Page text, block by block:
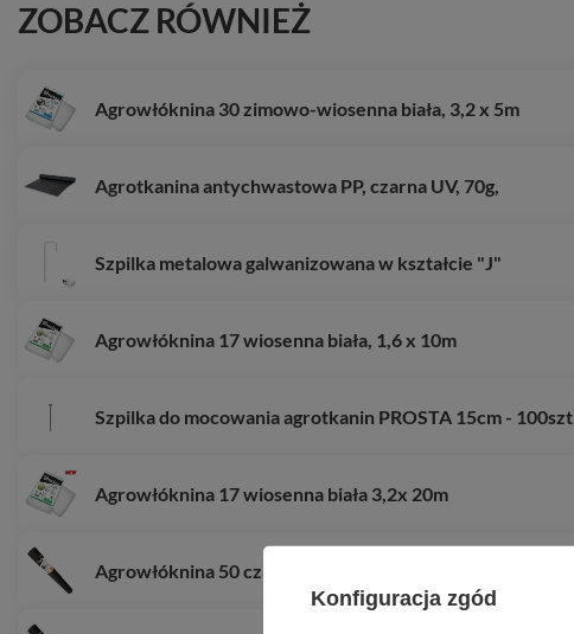
ZOBACZ RÓWNIEŻ
Agrowłóknina 30 zimowo-wiosenna biała, 3,2 x 5m
Agrotkanina antychwastowa PP, czarna UV, 70g,
Szpilka metalowa galwanizowana w kształcie "J"
Agrowłóknina 17 wiosenna biała, 1,6 x 10m
Szpilka do mocowania agrotkanin PROSTA 15cm - 100szt.
Agrowłóknina 17 wiosenna biała 3,2x 20m
Agrowłóknina 50 czarna,
Konfiguracja zgód